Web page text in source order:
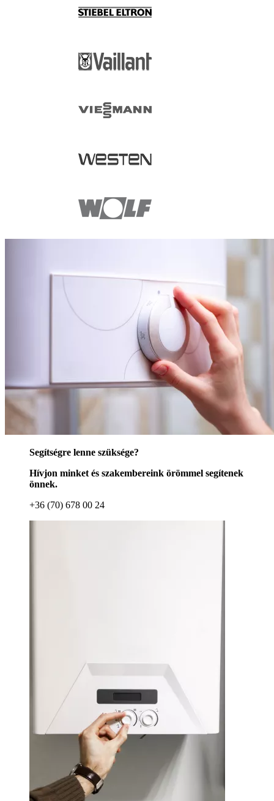
Segítségre lenne szüksége?
Hívjon minket és szakembereink örömmel segítenek
önnek.
+36 (70) 678 00 24